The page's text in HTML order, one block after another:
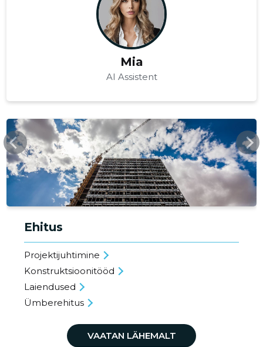
Mia
AI Assistent
SPACTUM.EU
Ehitus
Projektijuhtimine
Konstruktsioonitööd
Laiendused
Ümberehitus
VAATAN LÄHEMALT